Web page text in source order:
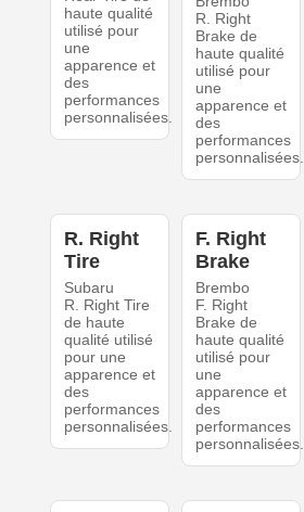
haute qualité
utilisé pour
une
apparence et
des
performances
personnalisées.
R. Right
Brake de
haute qualité
utilisé pour
une
apparence et
des
performances
personnalisées.
R. Right
Tire
Subaru
R. Right Tire
de haute
qualité utilisé
pour une
apparence et
des
performances
personnalisées.
F. Right
Brake
Brembo
F. Right
Brake de
haute qualité
utilisé pour
une
apparence et
des
performances
personnalisées.